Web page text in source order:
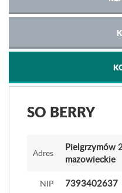
SO BERRY
Adres
Pielgrzymów
mazowieckie
NIP 7393402637